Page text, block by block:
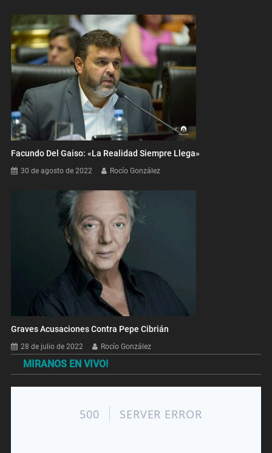
Facundo Del Gaiso: «La Realidad Siempre Llega»
30 de agosto de 2022 Rocío González
Graves Acusaciones Contra Pepe Cibrián
28 de julio de 2022 Rocío González
MIRANOS EN VIVO!